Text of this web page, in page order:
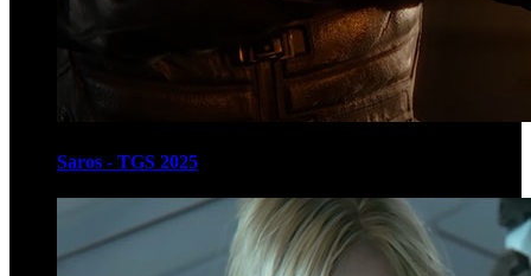
Saros - TGS 2025